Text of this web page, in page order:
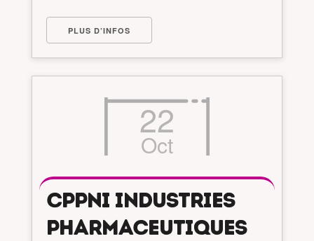
PLUS D’INFOS
22
Oct
CPPNI INDUSTRIES
PHARMACEUTIQUES